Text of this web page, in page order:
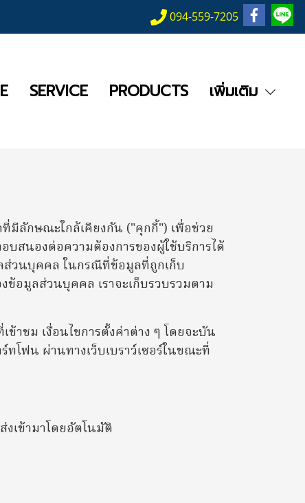
094-559-7205
SERVICE PRODUCTS เพิ่มเติม
มีลักษณะใกล้เคียงกัน ("คุกกี้") เพื่อช่วย
บสนองต่อความต้องการของผู้ใช้บริการได้
ลส่วนบุคคล ในกรณีที่ข้อมูลที่ถูกเก็บ
อมูลส่วนบุคคล เราจะเก็บรวบรวมตาม
ข้าชม เงื่อนไขการตั้งค่าต่าง ๆ โดยจะบัน
โฟน ผ่านทางเว็บเบราว์เซอร์ในขณะที่
งเข้ามาโดยอัตโนมัติ